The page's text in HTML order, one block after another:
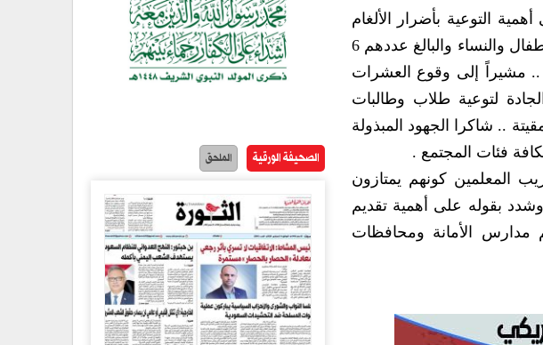
التوعية بأضرار الألغام
كونها الإشكالية الكبرى والاهتمام الأول من قبل وزارة التربية والتعليم , وأشار إلى أن الأطفال والنساء والبالغ عددهم 6
.. مشيراً إلى وقوع العشرات
لتوعية طلاب وطالبات
.. شاكرا الجهود المبذولة
فئات المجتمع .
المعلمين كونهم يمتازون
بقوله على أهمية تقديم
الأمانة ومحافظات
الصحيفة الورقية الملحق